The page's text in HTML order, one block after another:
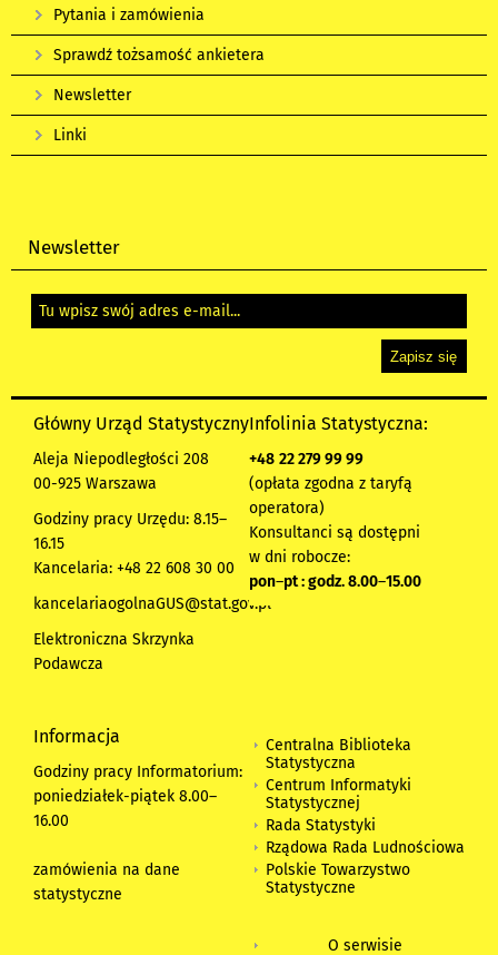
Pytania i zamówienia
Sprawdź tożsamość ankietera
Newsletter
Linki
Newsletter
Główny Urząd Statystyczny
Aleja Niepodległości 208
00-925 Warszawa
Godziny pracy Urzędu: 8.15–
16.15
Kancelaria: +48 22 608 30 00
kancelariaogolnaGUS@stat.gov.pl
Elektroniczna Skrzynka
Podawcza
Infolinia Statystyczna:
+48 22 279 99 99
(opłata zgodna z taryfą
operatora)
Konsultanci są dostępni
w dni robocze:
pon–pt : godz. 8.00–15.00
Informacja
Godziny pracy Informatorium:
poniedziałek-piątek 8.00–
16.00
zamówienia na dane
statystyczne
Centralna Biblioteka
Statystyczna
Centrum Informatyki
Statystycznej
Rada Statystyki
Rządowa Rada Ludnościowa
Polskie Towarzystwo
Statystyczne
O serwisie